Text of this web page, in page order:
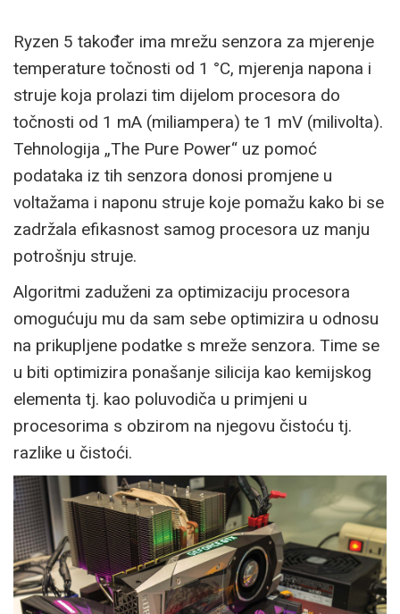
Ryzen 5 također ima mrežu senzora za mjerenje
temperature točnosti od 1 °C, mjerenja napona i
struje koja prolazi tim dijelom procesora do
točnosti od 1 mA (miliampera) te 1 mV (milivolta).
Tehnologija „The Pure Power“ uz pomoć
podataka iz tih senzora donosi promjene u
voltažama i naponu struje koje pomažu kako bi se
zadržala efikasnost samog procesora uz manju
potrošnju struje.
Algoritmi zaduženi za optimizaciju procesora
omogućuju mu da sam sebe optimizira u odnosu
na prikupljene podatke s mreže senzora. Time se
u biti optimizira ponašanje silicija kao kemijskog
elementa tj. kao poluvodiča u primjeni u
procesorima s obzirom na njegovu čistoću tj.
razlike u čistoći.